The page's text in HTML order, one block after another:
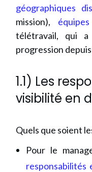
géographiques
mission),
télétravail, qui
progression
1.1) Les
visibilité en
Quels que soient
Pour le
responsabilités